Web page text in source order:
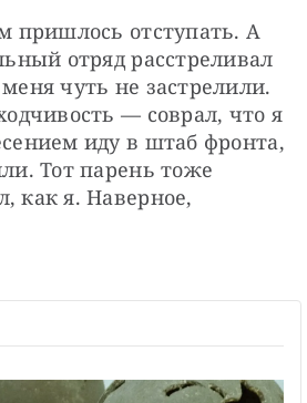
пришлось отступать. А
отряд расстреливал
чуть не застрелили.
— соврал, что я
иду в штаб фронта,
Тот парень тоже
как я. Наверное,